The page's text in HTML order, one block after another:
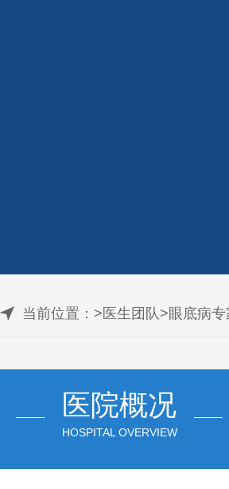
当前位置： > 医生团队>眼底病专
医院概况
HOSPITAL OVERVIEW